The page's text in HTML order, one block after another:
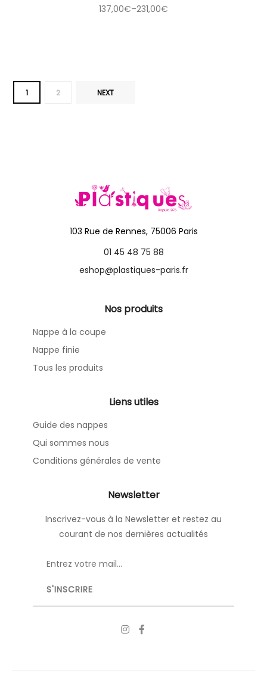
137,00€–231,00€
1 2 NEXT
103 Rue de Rennes, 75006 Paris
01 45 48 75 88
eshop@plastiques-paris.fr
Nos produits
Nappe à la coupe
Nappe finie
Tous les produits
Liens utiles
Guide des nappes
Qui sommes nous
Conditions générales de vente
Newsletter
Inscrivez-vous à la Newsletter et restez au
courant de nos dernières actualités